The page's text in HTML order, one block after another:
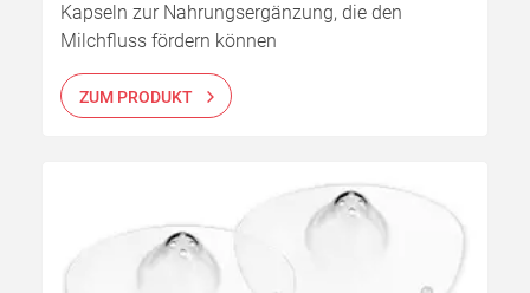
Kapseln zur Nahrungsergänzung, die den
Milchfluss fördern können
ZUM PRODUKT